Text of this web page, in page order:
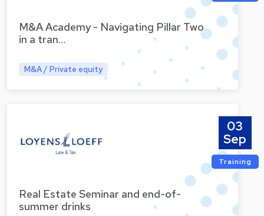
M&A Academy - Navigating Pillar Two
in a tran…
M&A / Private equity
Real Estate Seminar and end-of-
summer drinks
03
Sep
Training